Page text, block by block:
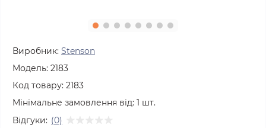
Виробник: Stenson
Модель: 2183
Код товару: 2183
Мінімальне замовлення від: 1 шт.
Відгуки: (0)